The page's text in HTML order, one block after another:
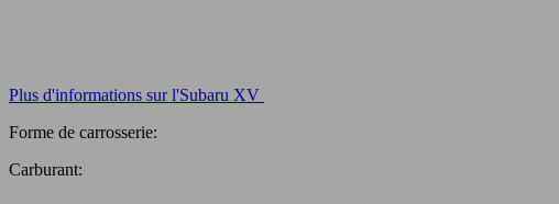
Plus d'informations sur l'Subaru XV
Forme de carrosserie:
Carburant: